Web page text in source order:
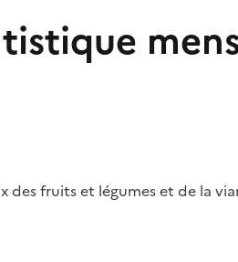
des fruits et légumes et de la